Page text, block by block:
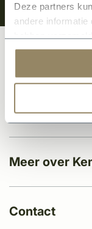
Deze partners
andere
services.
Meer over
Categorieën
Contact